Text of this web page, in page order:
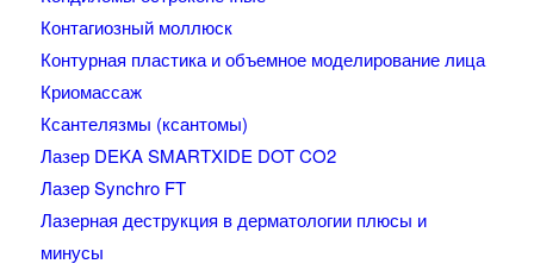
Контагиозный моллюск
Контурная пластика и объемное моделирование лица
Криомассаж
Ксантелязмы (ксантомы)
Лазер DEKA SMARTXIDE DOT CO2
Лазер Synchro FT
Лазерная деструкция в дерматологии плюсы и
минусы